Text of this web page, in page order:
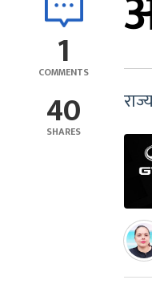
1
COMMENTS
40
SHARES